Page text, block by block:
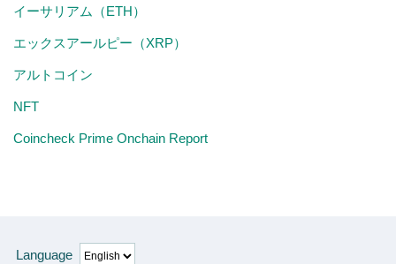
イーサリアム（ETH）
エックスアールピー（XRP）
アルトコイン
NFT
Coincheck Prime Onchain Report
Language